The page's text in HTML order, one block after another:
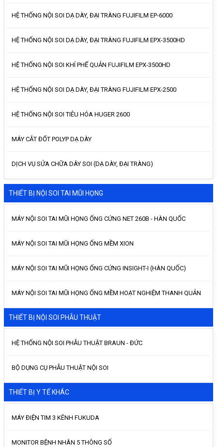
HỆ THỐNG NỘI SOI DẠ DÀY, ĐẠI TRÀNG FUJIFILM EP-6000
HỆ THỐNG NỘI SOI DẠ DÀY, ĐẠI TRÀNG FUJIFILM EPX-3500HD
HỆ THỐNG NỘI SOI KHÍ PHẾ QUẢN FUJIFILM EPX-3500HD
HỆ THỐNG NỘI SOI DẠ DÀY, ĐẠI TRÀNG FUJIFILM EPX-2500
HỆ THỐNG NỘI SOI TIÊU HÓA HUGER 2600
MÁY CẮT ĐỐT POLYP DẠ DÀY
DỊCH VỤ SỬA CHỮA DÂY SOI (DẠ DÀY, ĐẠI TRÀNG)
THIẾT BỊ NỘI SOI TAI MŨI HỌNG
MÁY NỘI SOI TAI MŨI HỌNG ỐNG CỨNG NET 260B - HÀN QUỐC
MÁY NỘI SOI TAI MŨI HỌNG ỐNG MỀM XION
MÁY NỘI SOI TAI MŨI HỌNG ỐNG CỨNG INSIGHT-I (HÀN QUỐC)
MÁY NỘI SOI TAI MŨI HỌNG ỐNG MỀM HOẠT NGHIỆM THANH QUẢN
THIẾT BỊ NỘI SOI PHẪU THUẬT
HỆ THỐNG NỘI SOI PHẪU THUẬT BRAUN - ĐỨC
BỘ DỤNG CỤ PHẪU THUẬT NỘI SOI
THIẾT BỊ Y TẾ KHÁC
MÁY ĐIỆN TIM 3 KÊNH FUKUDA
MONITOR BỆNH NHÂN 5 THÔNG SỐ